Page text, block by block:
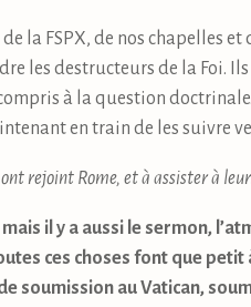
la FSPX, de nos chapelles
les destructeurs de la Foi.
à la question
en train de les suivre
rejoint Rome, et à assister à
il y a aussi le sermon,
ces choses font que petit
soumission au Vatican,